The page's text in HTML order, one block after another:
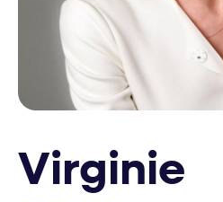
Virginie